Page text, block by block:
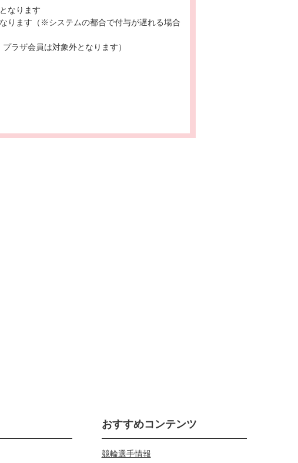
なります
ります（※システムの都合で付与が遅れる場合
ラザ会員は対象外となります）
おすすめコンテンツ
競輪選手情報